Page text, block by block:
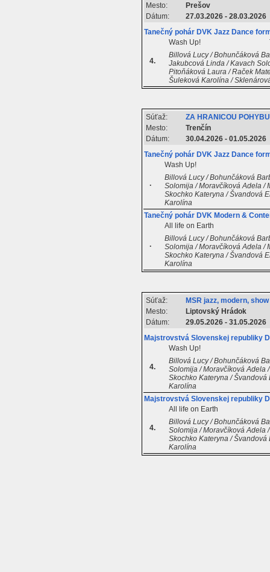
Mesto:
Prešov
Dátum:
27.03.2026 - 28.03.2026
Tanečný pohár DVK Jazz Dance
4.
Wash Up!
Billová Lucy / Bohunčáková
Jakubcová Linda / Kavach
Pitoňáková Laura / Raček
Šuleková Karolína /
Súťaž:
ZA HRANICOU
Mesto:
Trenčín
Dátum:
30.04.2026 - 01.05.2026
Tanečný pohár DVK Jazz Dance
.
Wash Up!
Billová Lucy / Bohunčáková
Solomija / Moravčíková Adela /
Skochko Kateryna / Švandová
Karolína
Tanečný pohár DVK Modern &
.
All life on Earth
Billová Lucy / Bohunčáková
Solomija / Moravčíková Adela /
Skochko Kateryna / Švandová
Karolína
Súťaž:
MSR jazz, modern,
Mesto:
Liptovský Hrádok
Dátum:
29.05.2026 - 31.05.2026
Majstrovstvá Slovenskej republiky
4.
Wash Up!
Billová Lucy / Bohunčáková
Solomija / Moravčíková Adela
Skochko Kateryna /
Karolína
Majstrovstvá Slovenskej republiky
4.
All life on Earth
Billová Lucy / Bohunčáková
Solomija / Moravčíková Adela
Skochko Kateryna /
Karolína